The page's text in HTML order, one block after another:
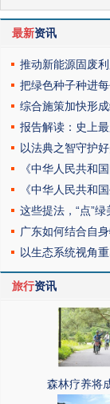
最新资讯
推动新能源固废
把绿色种子种进
综合施策加快形
报告解读：史上
以法典之智守护
《中华人民共和
《中华人民共和
这些提法，“点”
广东如何结合自
以生态系统视角
旅行资讯
森林疗养将